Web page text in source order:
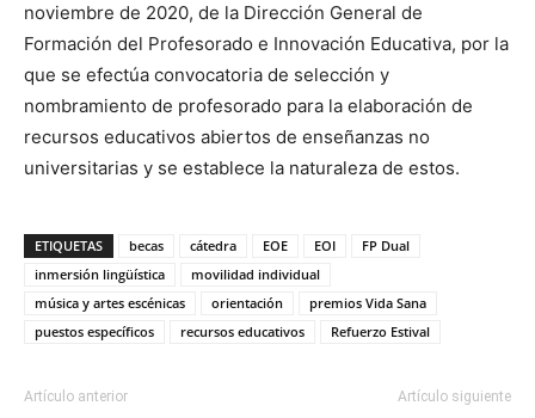
noviembre de 2020, de la Dirección General de
Formación del Profesorado e Innovación Educativa, por la
que se efectúa convocatoria de selección y
nombramiento de profesorado para la elaboración de
recursos educativos abiertos de enseñanzas no
universitarias y se establece la naturaleza de estos.
ETIQUETAS becas cátedra EOE EOI
FP Dual
inmersión lingüística
movilidad individual
música y artes escénicas
orientación
premios Vida Sana
puestos específicos
recursos educativos Refuerzo Estival
Artículo anterior Artículo siguiente